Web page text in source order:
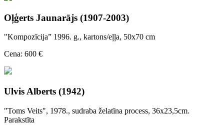
Oļģerts Jaunarājs (1907-2003)
"Kompozīcija” 1996. g., kartons/eļļa, 50x70 cm
Cena: 600 €
Ulvis Alberts (1942)
"Toms Veits", 1978., sudraba želatīna process, 36x23,5cm.
Parakstīta